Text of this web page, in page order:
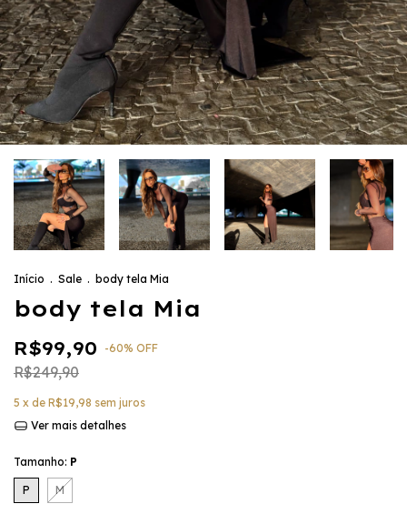
Início . Sale . body tela Mia
body tela Mia
R$99,90 -60% OFF
R$249,90
5 x de R$19,98 sem juros
Ver mais detalhes
Tamanho: P
P M